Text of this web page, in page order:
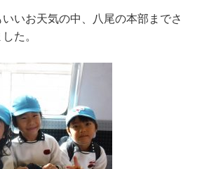
いお天気の中、八尾の本部までさ
た。